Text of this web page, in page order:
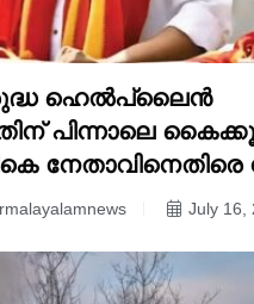
ഹെൽപ്‌ലൈൻ
പിന്നാലെ
നേതാവിനെതിരെ
July 16,